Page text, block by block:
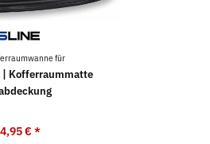
für
| Kofferraummatte
€*